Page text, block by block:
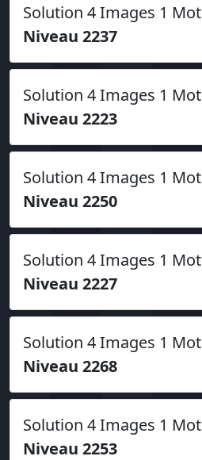
Solution 4 Images 1 Mot
Niveau 2237
Solution 4 Images 1 Mot
Niveau 2223
Solution 4 Images 1 Mot
Niveau 2250
Solution 4 Images 1 Mot
Niveau 2227
Solution 4 Images 1 Mot
Niveau 2268
Solution 4 Images 1 Mot
Niveau 2253